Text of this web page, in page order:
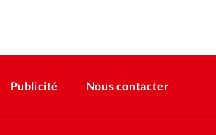
Publicité Nous contacter